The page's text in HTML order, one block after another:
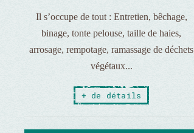
Il s’occupe de tout : Entretien, bêchage,
binage, tonte pelouse, taille de haies,
arrosage, rempotage, ramassage de déchets
végétaux...
+ de détails